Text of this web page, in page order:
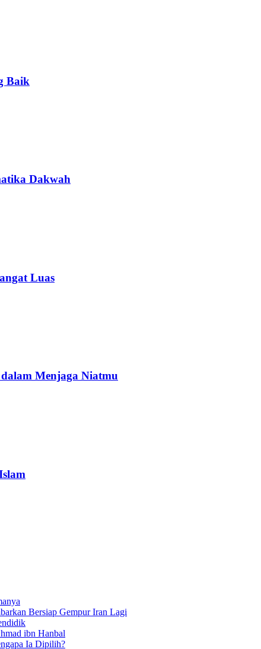
Baik
Dakwah
Luas
Menjaga Niatmu
Bersiap Gempur Iran Lagi
ibn Hanbal
Ia Dipilih?